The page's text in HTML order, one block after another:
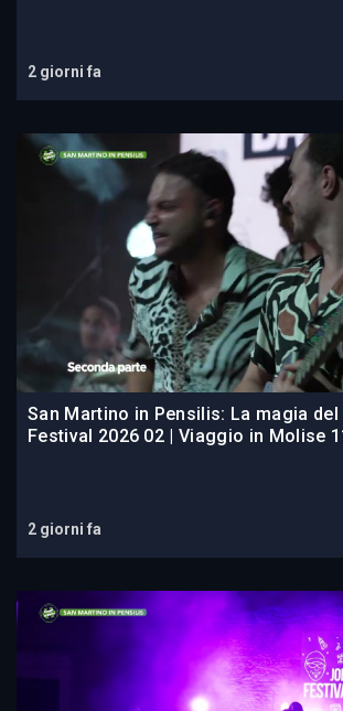
2 giorni fa
San Martino in Pensilis: La magia del
Festival 2026 02 | Viaggio in Molise
2 giorni fa